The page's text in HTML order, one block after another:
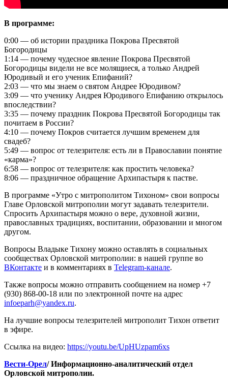
В программе:
0:00 — об истории праздника Покрова Пресвятой
Богородицы
1:14 — почему чудесное явление Покрова Пресвятой
Богородицы видели не все молящиеся, а только Андрей
Юродивый и его ученик Епифаний?
2:03 — что мы знаем о святом Андрее Юродивом?
3:09 — что ученику Андрея Юродивого Епифанию открылось
впоследствии?
3:35 — почему праздник Покрова Пресвятой Богородицы так
почитаем в России?
4:10 — почему Покров считается лучшим временем для
свадеб?
5:49 — вопрос от телезрителя: есть ли в Православии понятие
«карма»?
6:58 — вопрос от телезрителя: как простить человека?
8:06 — праздничное обращение Архипастыря к пастве.
В программе «Утро с митрополитом Тихоном» свои вопросы
Главе Орловской митрополии могут задавать телезрители.
Спросить Архипастыря можно о вере, духовной жизни,
православных традициях, воспитании, образовании и многом
другом.
Вопросы Владыке Тихону можно оставлять в социальных
сообществах Орловской митрополии: в нашей группе во
ВКонтакте и в комментариях в Telegram-канале.
Также вопросы можно отправить сообщением на номер +7
(930) 868-00-18 или по электронной почте на адрес
infoeparh@yandex.ru.
На лучшие вопросы телезрителей митрополит Тихон ответит
в эфире.
Ссылка на видео: https://youtu.be/UpHUzpam6xs
Вести-Орел/ Информационно-аналитический отдел
Орловской митрополии.